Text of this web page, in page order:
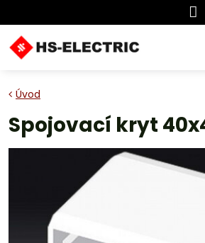
Úvod
Spojovací kryt